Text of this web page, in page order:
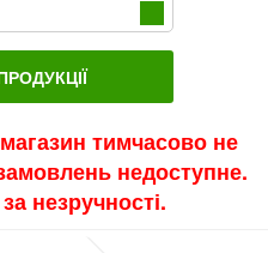
тимчасово не
недоступне.
незручності.